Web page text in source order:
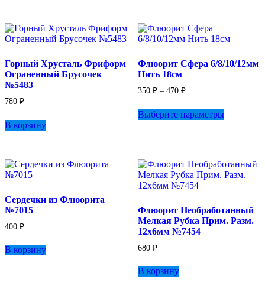
Опции
можно
на
странице
Горный Хрусталь Фриформ
Ограненный Брусочек
№5483
780 ₽
В корзину
Флюорит Сфера 6/8/10/12мм
Нить 18см
350 ₽ – 470 ₽Диапазон
350 ₽
–
Выберите параметрытовар
можно
выбрать
товара.
Сердечки из Флюорита
№7015
400 ₽
В корзину
Флюорит Необработанный
Мелкая Рубка Прим. Разм.
12х6мм №7454
680 ₽
В корзину